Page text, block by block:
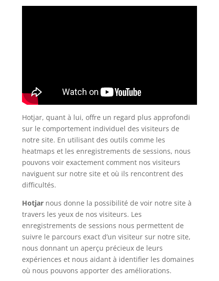
Hotjar, quant à lui, offre un regard plus approfondi
sur le comportement individuel des visiteurs de
notre site. En utilisant des outils comme les
heatmaps et les enregistrements de sessions, nous
pouvons voir exactement comment nos visiteurs
naviguent sur notre site et où ils rencontrent des
difficultés.
Hotjarnous donne la possibilité de voir notre site à
travers les yeux de nos visiteurs. Les
enregistrements de sessions nous permettent de
suivre le parcours exact d’un visiteur sur notre site,
nous donnant un aperçu précieux de leurs
expériences et nous aidant à identifier les domaines
où nous pouvons apporter des améliorations.